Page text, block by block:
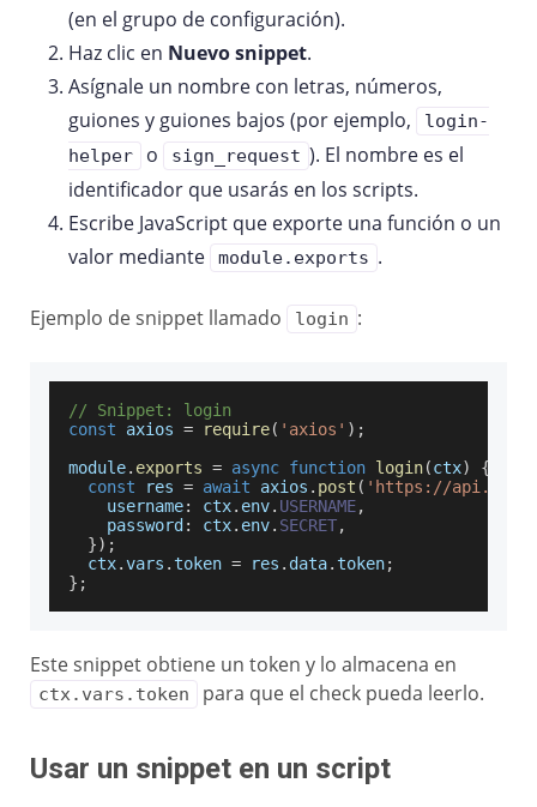
(en el grupo de configuración).
Haz clic en Nuevo snippet.
Asígnale un nombre con letras, números,
guiones y guiones bajos (por ejemplo,
login-
helper
o sign_request ). El nombre es el
identificador que usarás en los scripts.
Escribe JavaScript que exporte una función o un
valor mediante
module.exports .
Ejemplo de snippet llamado login :
// Snippet: login
const axios = require( 'axios' ) ;
module. exports = async function login(ctx)
{
const res = await axios . post ( 'https://
username: ctx. env. USERNAME,
password : ctx. env. SECRET,
}) ;
  ctx
.vars .token = res . data.token;
} ;
Este snippet obtiene un token y lo almacena en
ctx.vars.token para que el check pueda leerlo.
Usar un snippet en un script